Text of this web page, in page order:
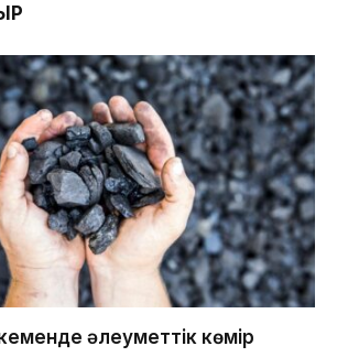
әлеуметтік көмір